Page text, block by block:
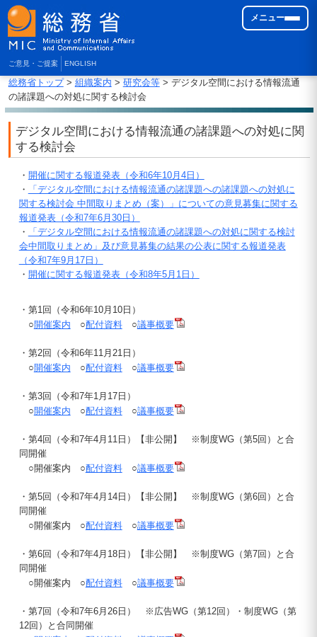
ご意見・ご提案 ENGLISH
メニュー
総務省トップ> 組織案内 > 研究会等> デジタル空間における情報流通
の諸課題への対処に関する検討会
デジタル空間における情報流通の諸課題への対処に関
する検討会
・ 開催に関する報道発表（令和6年10月4日）
・
「デジタル空間における情報流通の諸課題への諸課題への対処に
関する検討会 中間取りまとめ（案）」についての意見募集に関する
報道発表（令和7年6月30日）
・
「デジタル空間における情報流通の諸課題への対処に関する検討
会中間取りまとめ」及び意見募集の結果の公表に関する報道発表
（令和7年9月17日）
・ 開催に関する報道発表（令和8年5月1日）
・第1回（令和6年10月10日）
○開催案内 ○配付資料○議事概要
・第2回（令和6年11月21日）
○開催案内 ○配付資料○議事概要
・第3回（令和7年1月17日）
○開催案内 ○配付資料○議事概要
・第4回（令和7年4月11日）【非公開】 ※制度WG（第5回）と合
同開催
○開催案内 ○配付資料○議事概要
・第5回（令和7年4月14日）【非公開】 ※制度WG（第6回）と合
同開催
○開催案内 ○配付資料○議事概要
・第6回（令和7年4月18日）【非公開】 ※制度WG（第7回）と合
同開催
○開催案内 ○配付資料○議事概要
・第7回（令和7年6月26日） ※広告WG（第12回）・制度WG（第
12回）と合同開催